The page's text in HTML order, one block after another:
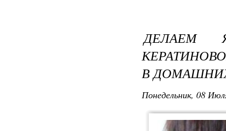
ДЕЛАЕМ
В
Понедельник, 08